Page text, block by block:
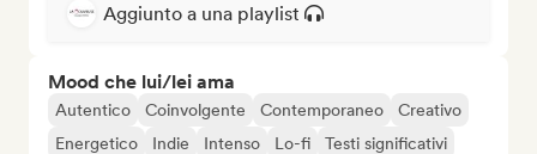
Aggiunto a una playlist
Mood che lui/lei ama
Autentico Coinvolgente Contemporaneo
Creativo
Energetico
Indie Intenso Lo-fi
Testi significativi